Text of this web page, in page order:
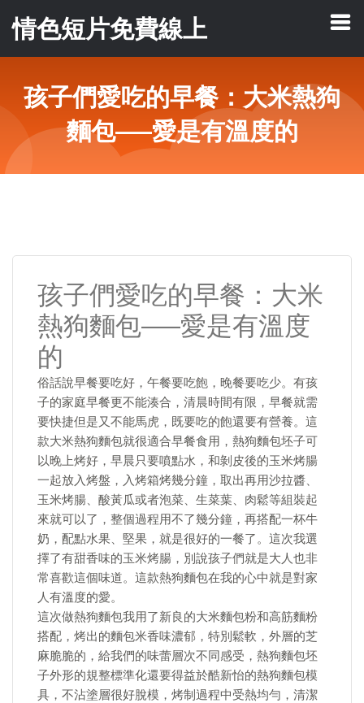
情色短片免費線上
孩子們愛吃的早餐：大米熱狗
麵包—–愛是有溫度的
孩子們愛吃的早餐：大米
熱狗麵包—–愛是有溫度
的
俗話說早餐要吃好，午餐要吃飽，晚餐要吃少。有孩
子的家庭早餐更不能湊合，清晨時間有限，早餐就需
要快捷但是又不能馬虎，既要吃的飽還要有營養。這
款大米熱狗麵包就很適合早餐食用，熱狗麵包坯子可
以晚上烤好，早晨只要噴點水，和剝皮後的玉米烤腸
一起放入烤盤，入烤箱烤幾分鐘，取出再用沙拉醬、
玉米烤腸、酸黃瓜或者泡菜、生菜葉、肉鬆等組裝起
來就可以了，整個過程用不了幾分鐘，再搭配一杯牛
奶，配點水果、堅果，就是很好的一餐了。這次我選
擇了有甜香味的玉米烤腸，別說孩子們就是大人也非
常喜歡這個味道。這款熱狗麵包在我的心中就是對家
人有溫度的愛。
這次做熱狗麵包我用了新良的大米麵包粉和高筋麵粉
搭配，烤出的麵包米香味濃郁，特別鬆軟，外層的芝
麻脆脆的，給我們的味蕾層次不同感受，熱狗麵包坯
子外形的規整標準化還要得益於酷新怡的熱狗麵包模
具，不沾塗層很好脫模，烤制過程中受熱均勻，清潔